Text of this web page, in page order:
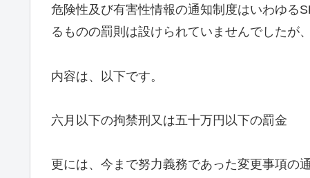
危険性及び有害性情報の通知制度はいわゆる
るものの罰則は設けられていませんでしたが
内容は、以下です。
六月以下の拘禁刑又は五十万円以下の罰金
更には、今まで努力義務であった変更事項の